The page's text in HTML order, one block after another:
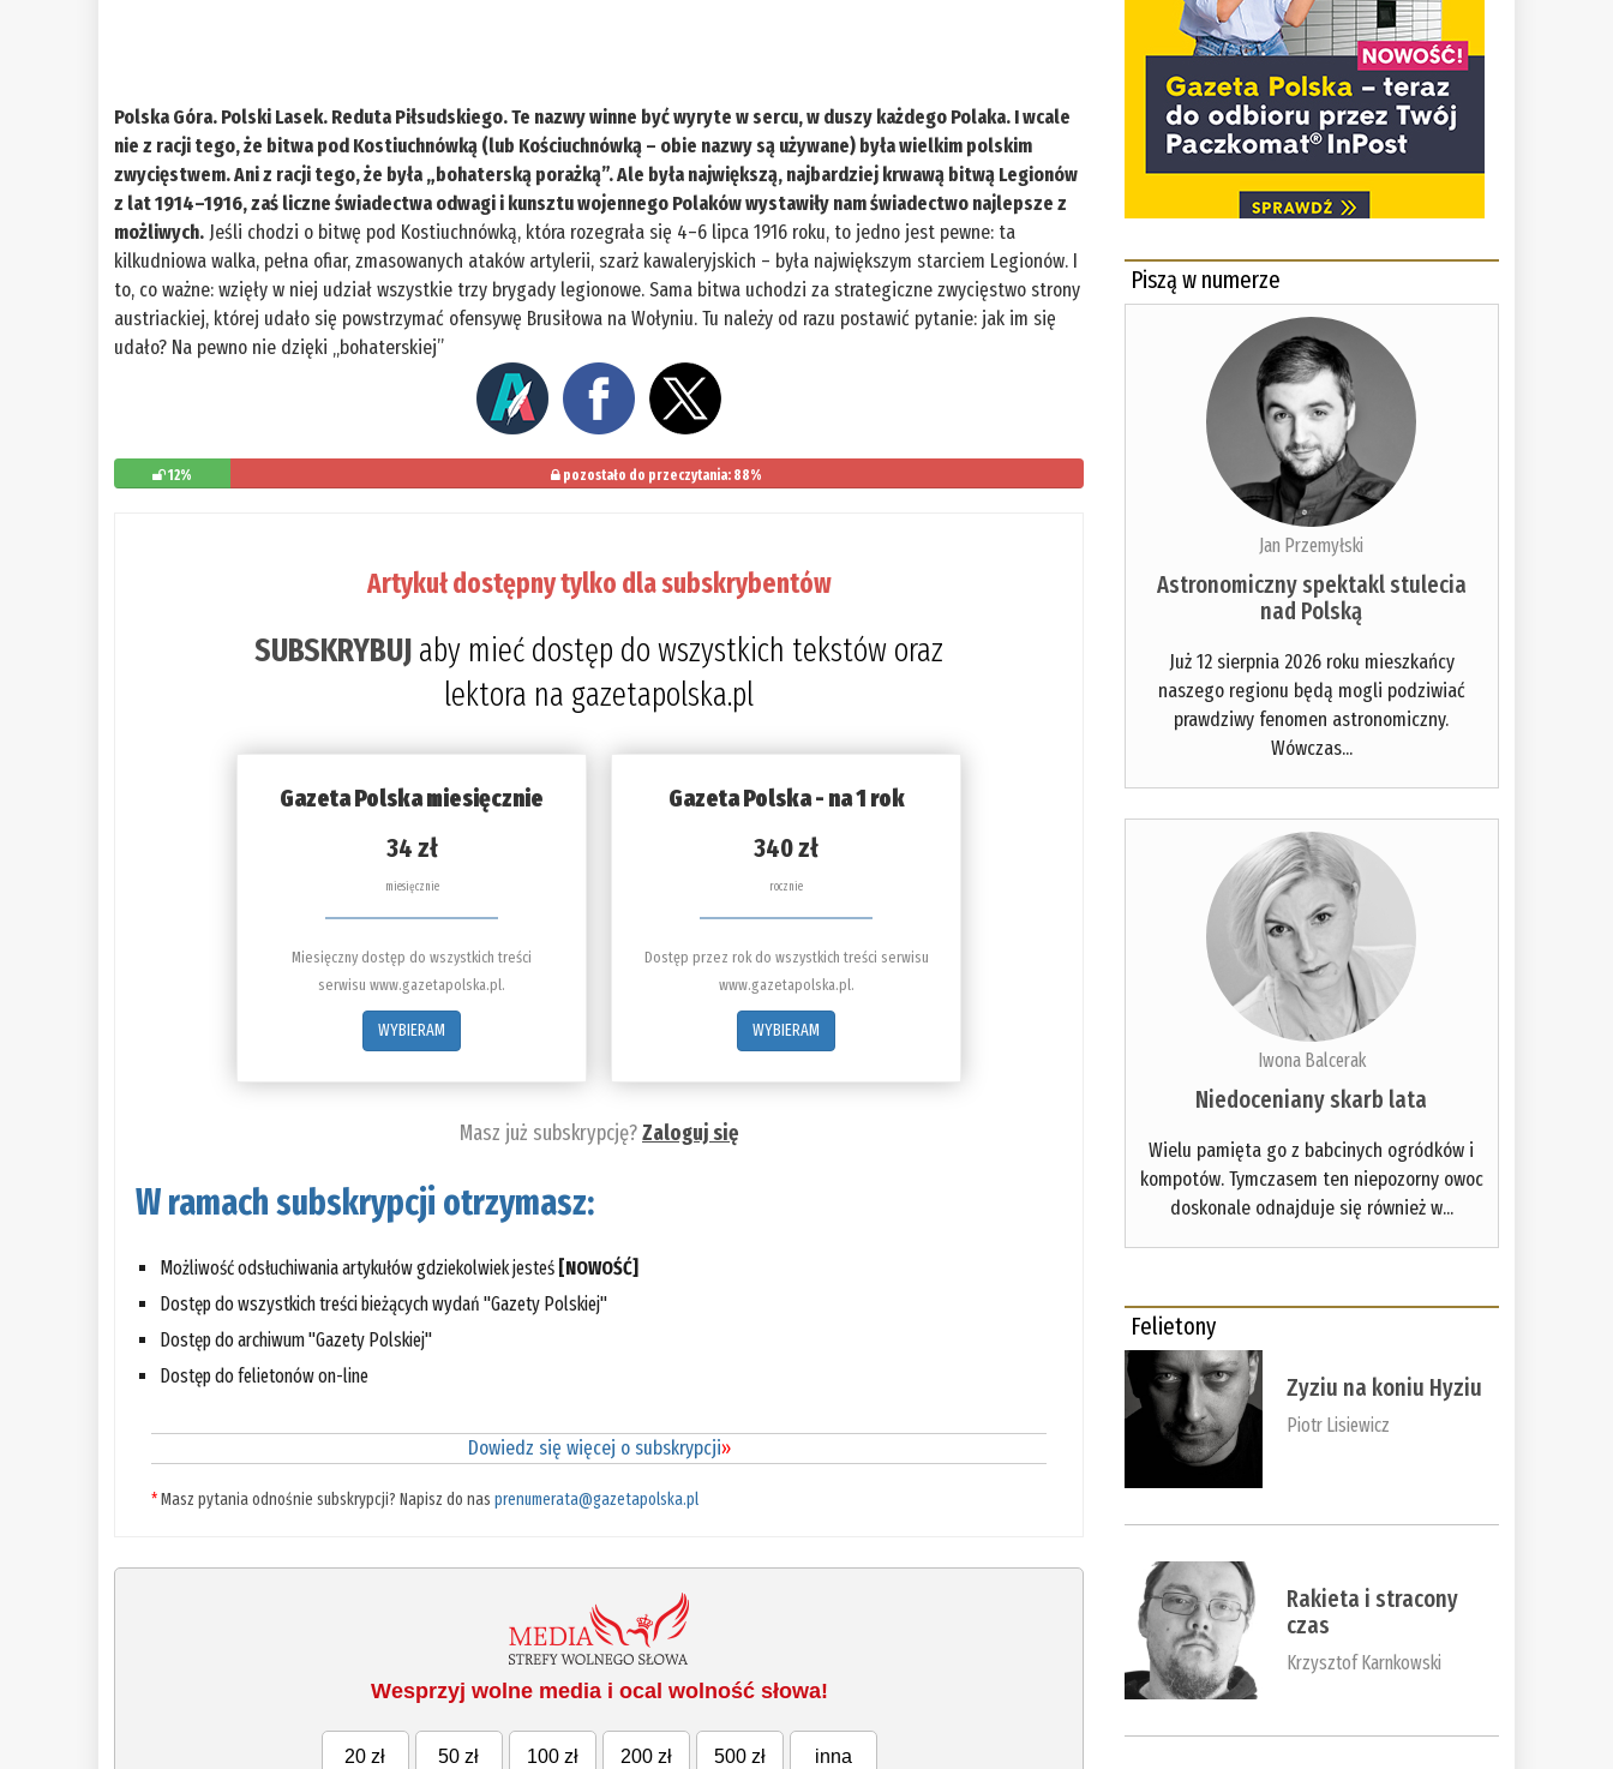
Polska Góra. Polski Lasek. Reduta Piłsudskiego. Te nazwy winne być wyryte w sercu, w duszy każdego Polaka. I wcale
nie z racji tego, że bitwa pod Kostiuchnówką (lub Kościuchnówką – obie nazwy są używane) była wielkim polskim
zwycięstwem. Ani z racji tego, że była „bohaterską porażką”. Ale była największą, najbardziej krwawą bitwą Legionów
z lat 1914–1916, zaś liczne świadectwa odwagi i kunsztu wojennego Polaków wystawiły nam świadectwo najlepsze z
możliwych.Jeśli chodzi o bitwę pod Kostiuchnówką, która rozegrała się 4–6 lipca 1916 roku, to jedno jest pewne: ta
kilkudniowa walka, pełna ofiar, zmasowanych ataków artylerii, szarż kawaleryjskich – była największym starciem Legionów. I
to, co ważne: wzięły w niej udział wszystkie trzy brygady legionowe. Sama bitwa uchodzi za strategiczne zwycięstwo strony
austriackiej, której udało się powstrzymać ofensywę Brusiłowa na Wołyniu. Tu należy od razu postawić pytanie: jak im się
udało? Na pewno nie dzięki „bohaterskiej”
12% pozostało do przeczytania: 88%
Artykuł dostępny tylko dla subskrybentów
SUBSKRYBUJ aby mieć dostęp do wszystkich tekstów oraz
lektora na gazetapolska.pl
Gazeta Polska miesięcznie
34 zł
miesięcznie
Miesięczny dostęp do wszystkich treści
serwisu www.gazetapolska.pl.
WYBIERAM
Gazeta Polska - na 1 rok
340 zł
rocznie
Dostęp przez rok do wszystkich treści serwisu
www.gazetapolska.pl.
WYBIERAM
Masz już subskrypcję?Zaloguj się
W ramach subskrypcji otrzymasz:
Możliwość odsłuchiwania artykułów gdziekolwiek jesteś [NOWOŚĆ]
Dostęp do wszystkich treści bieżących wydań "Gazety Polskiej"
Dostęp do archiwum "Gazety Polskiej"
Dostęp do felietonów on-line
Dowiedz się więcej o subskrypcji»
*Masz pytania odnośnie subskrypcji? Napisz do nasprenumerata@gazetapolska.pl
Wesprzyj wolne media i ocal wolność słowa!
20 zł 50 zł 100 zł 200 zł 500 zł inna
Piszą w numerze
Jan Przemyłski
Astronomiczny spektakl stulecia
nad Polską
Już 12 sierpnia 2026 roku mieszkańcy
naszego regionu będą mogli podziwiać
prawdziwy fenomen astronomiczny.
Wówczas...
Iwona Balcerak
Niedoceniany skarb lata
Wielu pamięta go z babcinych ogródków i
kompotów. Tymczasem ten niepozorny owoc
doskonale odnajduje się również w...
Felietony
Zyziu na koniu Hyziu
Piotr Lisiewicz
Rakieta i stracony
czas
Krzysztof Karnkowski